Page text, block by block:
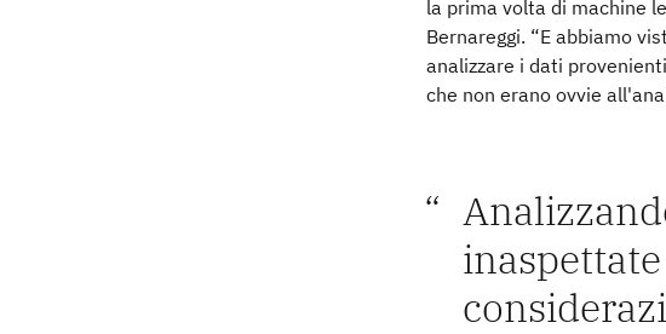
la prima volta di machine
Bernareggi. “E abbiamo
analizzare i dati
che non erano ovvie